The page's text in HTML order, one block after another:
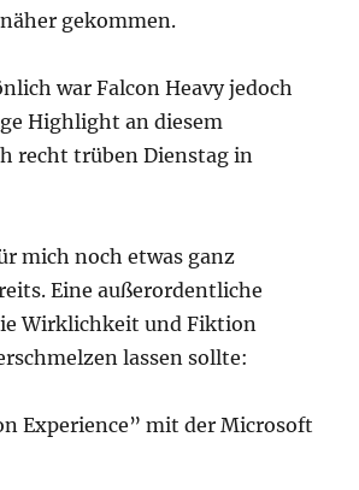
gekommen.
war Falcon Heavy jedoch
Highlight an diesem
recht trüben Dienstag in
mich noch etwas ganz
Eine außerordentliche
Wirklichkeit und Fiktion
lassen sollte:
Experience” mit der Microsoft